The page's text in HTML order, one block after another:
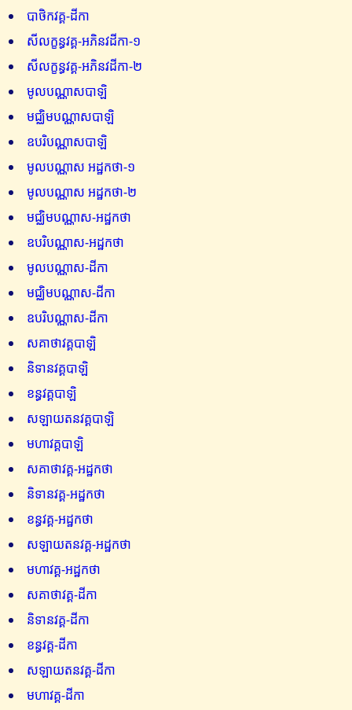
បាថិកវគ្គ-ដីកា
សីលក្ខន្ធវគ្គ-អភិនវដីកា-១
សីលក្ខន្ធវគ្គ-អភិនវដីកា-២
មូលបណ្ណាសបាឡិ
មជ្ឈិមបណ្ណាសបាឡិ
ឧបរិបណ្ណាសបាឡិ
មូលបណ្ណាស អដ្ឋកថា-១
មូលបណ្ណាស អដ្ឋកថា-២
មជ្ឈិមបណ្ណាស-អដ្ឋកថា
ឧបរិបណ្ណាស-អដ្ឋកថា
មូលបណ្ណាស-ដីកា
មជ្ឈិមបណ្ណាស-ដីកា
ឧបរិបណ្ណាស-ដីកា
សគាថាវគ្គបាឡិ
និទានវគ្គបាឡិ
ខន្ធវគ្គបាឡិ
សឡាយតនវគ្គបាឡិ
មហាវគ្គបាឡិ
សគាថាវគ្គ-អដ្ឋកថា
និទានវគ្គ-អដ្ឋកថា
ខន្ធវគ្គ-អដ្ឋកថា
សឡាយតនវគ្គ-អដ្ឋកថា
មហាវគ្គ-អដ្ឋកថា
សគាថាវគ្គ-ដីកា
និទានវគ្គ-ដីកា
ខន្ធវគ្គ-ដីកា
សឡាយតនវគ្គ-ដីកា
មហាវគ្គ-ដីកា